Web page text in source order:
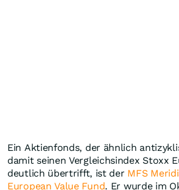
Ein Aktienfonds, der ähnlich
damit seinen Vergleichsindex Stoxx
deutlich übertrifft, ist der MFS
European Value Fund. Er wurde im